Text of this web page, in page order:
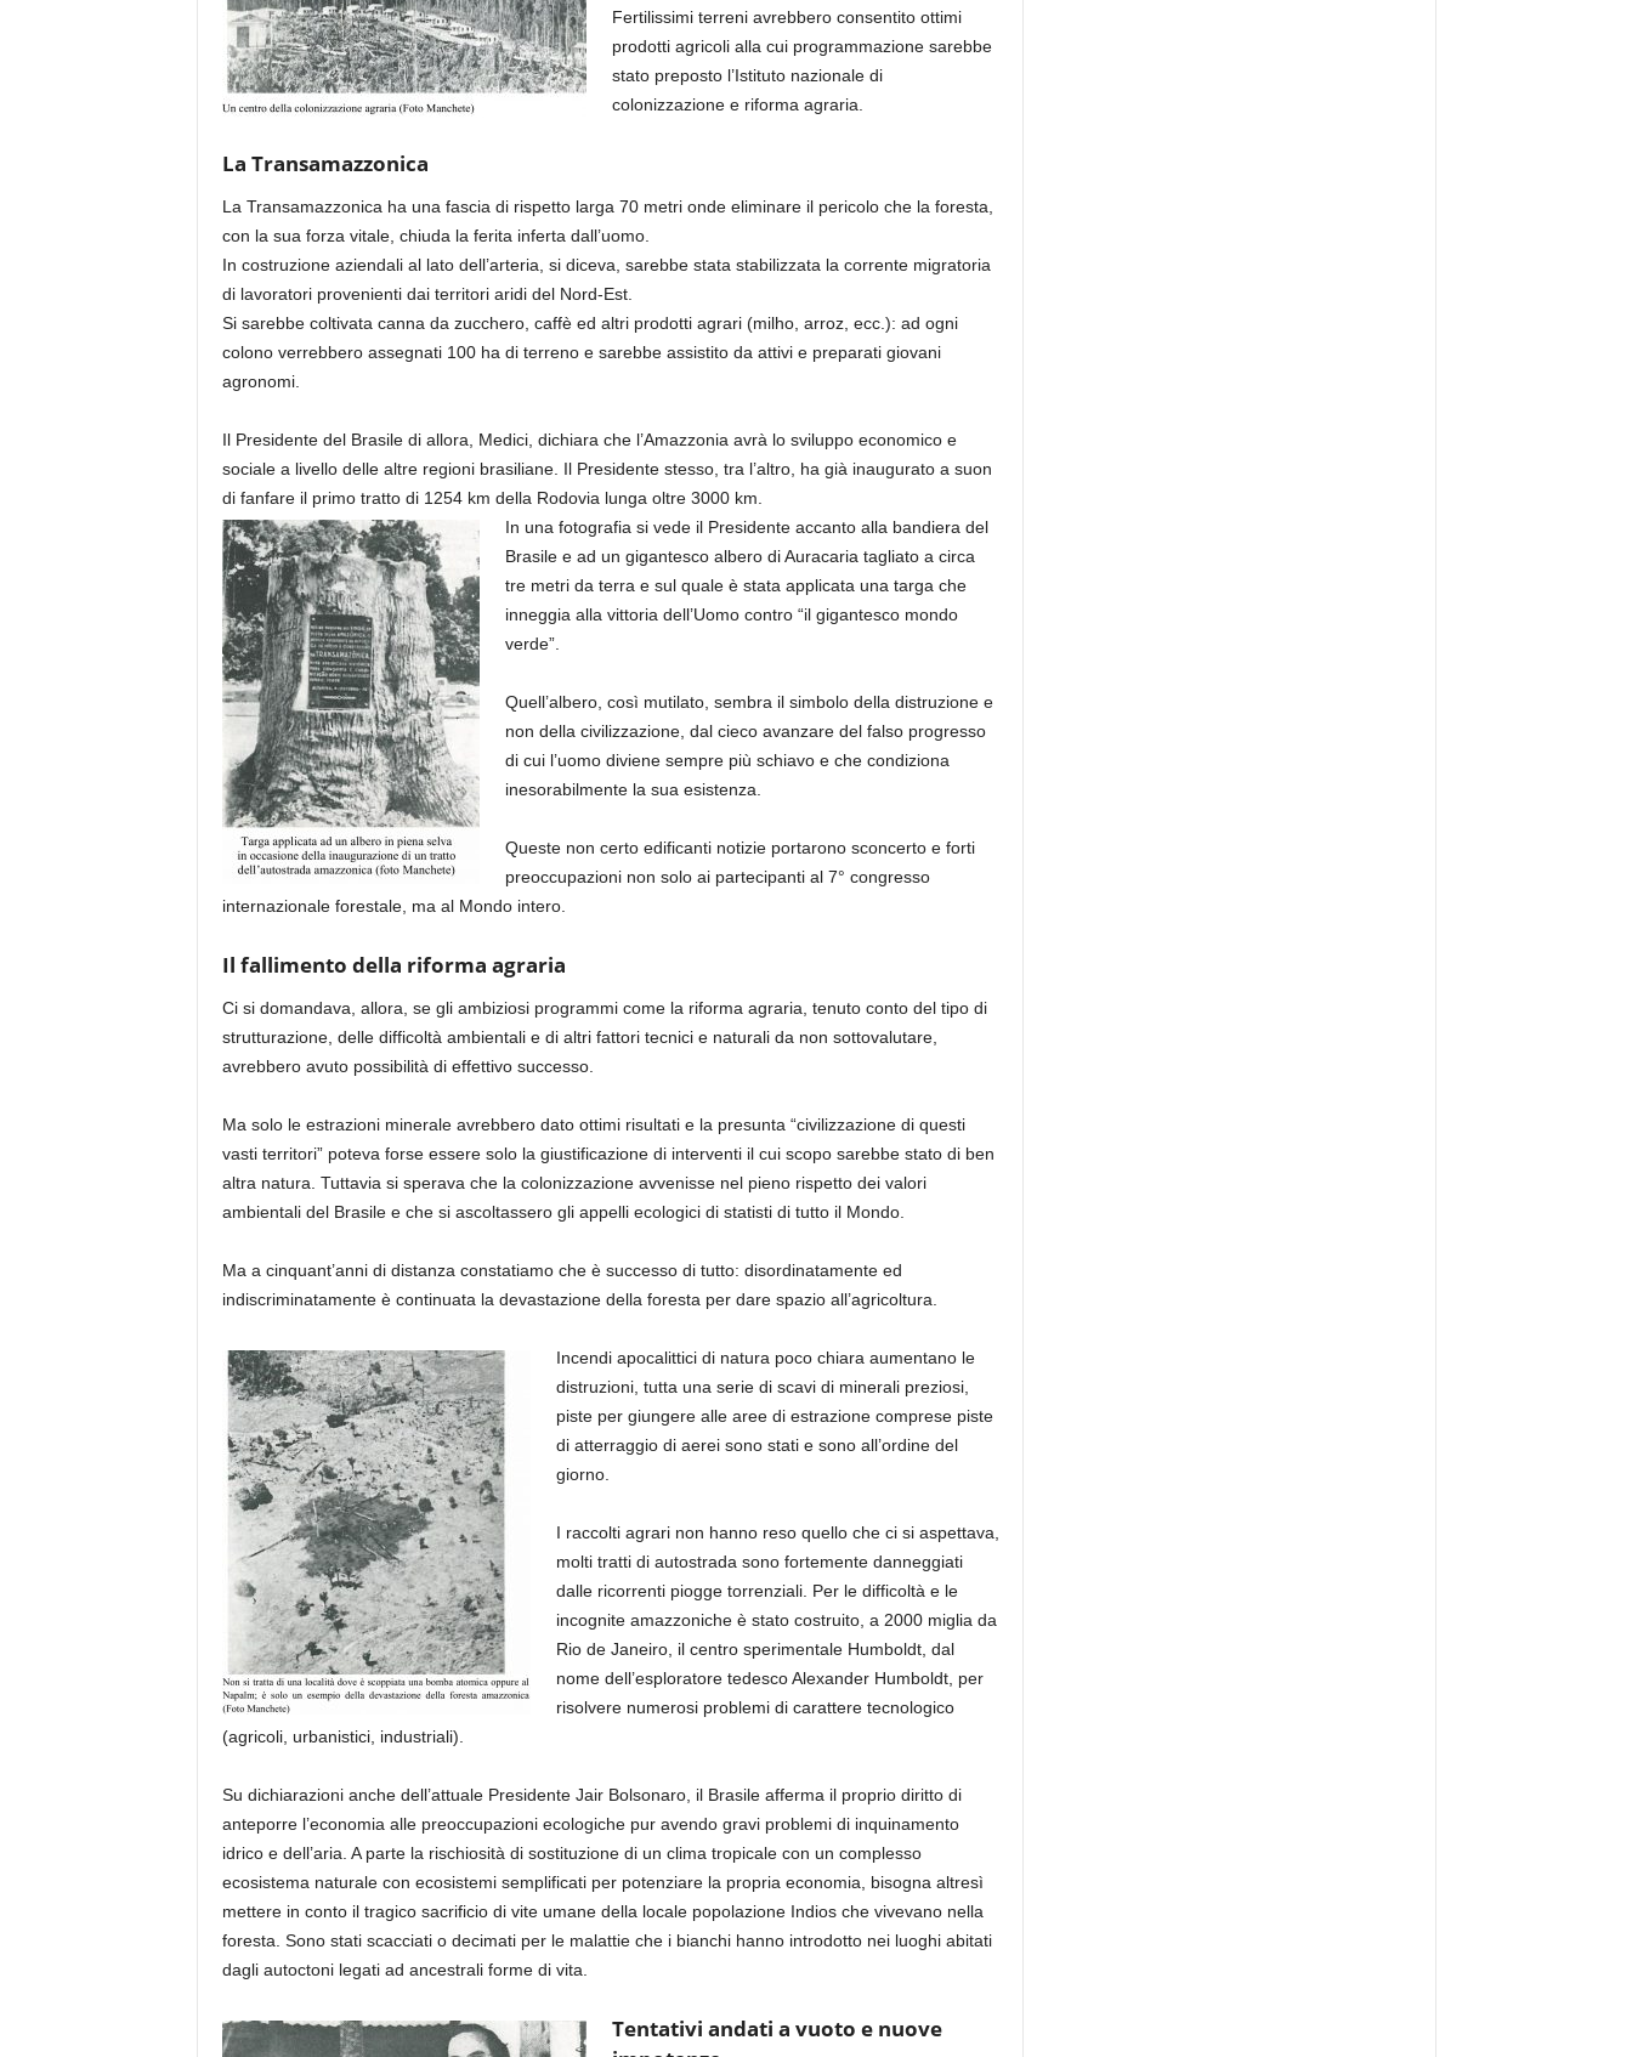
Fertilissimi terreni avrebbero consentito ottimi
prodotti agricoli alla cui programmazione sarebbe
stato preposto l’Istituto nazionale di
colonizzazione e riforma agraria.
La Transamazzonica
La Transamazzonica ha una fascia di rispetto larga 70 metri onde eliminare il pericolo che la foresta,
con la sua forza vitale, chiuda la ferita inferta dall’uomo.
In costruzione aziendali al lato dell’arteria, si diceva, sarebbe stata stabilizzata la corrente migratoria
di lavoratori provenienti dai territori aridi del Nord-Est.
Si sarebbe coltivata canna da zucchero, caffè ed altri prodotti agrari (milho, arroz, ecc.): ad ogni
colono verrebbero assegnati 100 ha di terreno e sarebbe assistito da attivi e preparati giovani
agronomi.
Il Presidente del Brasile di allora, Medici, dichiara che l’Amazzonia avrà lo sviluppo economico e
sociale a livello delle altre regioni brasiliane. Il Presidente stesso, tra l’altro, ha già inaugurato a suon
di fanfare il primo tratto di 1254 km della Rodovia lunga oltre 3000 km.
In una fotografia si vede il Presidente accanto alla bandiera del
Brasile e ad un gigantesco albero di Auracaria tagliato a circa
tre metri da terra e sul quale è stata applicata una targa che
inneggia alla vittoria dell’Uomo contro “il gigantesco mondo
verde”.
Quell’albero, così mutilato, sembra il simbolo della distruzione e
non della civilizzazione, dal cieco avanzare del falso progresso
di cui l’uomo diviene sempre più schiavo e che condiziona
inesorabilmente la sua esistenza.
Queste non certo edificanti notizie portarono sconcerto e forti
preoccupazioni non solo ai partecipanti al 7° congresso
internazionale forestale, ma al Mondo intero.
Il fallimento della riforma agraria
Ci si domandava, allora, se gli ambiziosi programmi come la riforma agraria, tenuto conto del tipo di
strutturazione, delle difficoltà ambientali e di altri fattori tecnici e naturali da non sottovalutare,
avrebbero avuto possibilità di effettivo successo.
Ma solo le estrazioni minerale avrebbero dato ottimi risultati e la presunta “civilizzazione di questi
vasti territori” poteva forse essere solo la giustificazione di interventi il cui scopo sarebbe stato di ben
altra natura. Tuttavia si sperava che la colonizzazione avvenisse nel pieno rispetto dei valori
ambientali del Brasile e che si ascoltassero gli appelli ecologici di statisti di tutto il Mondo.
Ma a cinquant’anni di distanza constatiamo che è successo di tutto: disordinatamente ed
indiscriminatamente è continuata la devastazione della foresta per dare spazio all’agricoltura.
Incendi apocalittici di natura poco chiara aumentano le
distruzioni, tutta una serie di scavi di minerali preziosi,
piste per giungere alle aree di estrazione comprese piste
di atterraggio di aerei sono stati e sono all’ordine del
giorno.
I raccolti agrari non hanno reso quello che ci si aspettava,
molti tratti di autostrada sono fortemente danneggiati
dalle ricorrenti piogge torrenziali. Per le difficoltà e le
incognite amazzoniche è stato costruito, a 2000 miglia da
Rio de Janeiro, il centro sperimentale Humboldt, dal
nome dell’esploratore tedesco Alexander Humboldt, per
risolvere numerosi problemi di carattere tecnologico
(agricoli, urbanistici, industriali).
Su dichiarazioni anche dell’attuale Presidente Jair Bolsonaro, il Brasile afferma il proprio diritto di
anteporre l’economia alle preoccupazioni ecologiche pur avendo gravi problemi di inquinamento
idrico e dell’aria. A parte la rischiosità di sostituzione di un clima tropicale con un complesso
ecosistema naturale con ecosistemi semplificati per potenziare la propria economia, bisogna altresì
mettere in conto il tragico sacrificio di vite umane della locale popolazione Indios che vivevano nella
foresta. Sono stati scacciati o decimati per le malattie che i bianchi hanno introdotto nei luoghi abitati
dagli autoctoni legati ad ancestrali forme di vita.
Tentativi andati a vuoto e nuove